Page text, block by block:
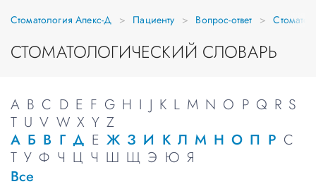
Стоматология Апекс-Д Пациенту Вопрос-ответ
СТОМАТОЛОГИЧЕСКИЙ СЛОВАРЬ
A B C D E F G H I J K L M N O P Q R S
T U V W X Y Z
А Б В Г Д Е Ж З И К Л М Н О П Р С
Т У Ф Ч Ц Ч Ш Щ Э Ю Я
Все